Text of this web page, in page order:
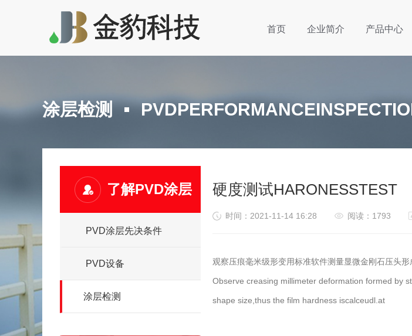
首页 企业简介 产品中心
涂层检测
了解PVD涂层
PVD涂层先决条件
PVD设备
涂层检测
硬度测试HARONESSTEST
时间：2021-11-14 16:28 阅读：1793
观察压痕毫米级形变用标准软件测量显微金刚石压头
Observe creasing millimeter deformation formed by
shape size,thus the film hardness iscalceudl.at